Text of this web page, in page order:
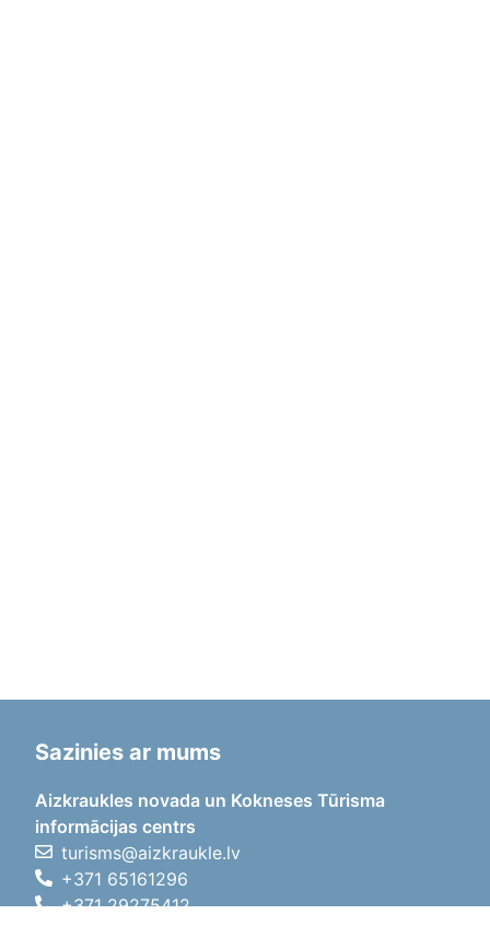
Sazinies ar mums
Aizkraukles novada un Kokneses Tūrisma
informācijas centrs
turisms@aizkraukle.lv
+371 65161296
+371 29275412